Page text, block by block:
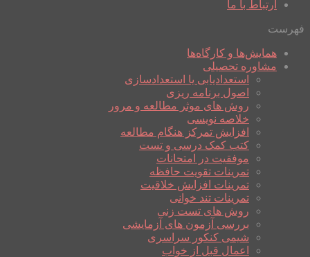
ارتباط با ما
فهرست
همایش‌ها و کارگاه‌ها
مشاوره تحصیلی
استعدادیابی یا استعدادسازی
اصول برنامه ریزی
روش های موثر مطالعه و مرور
خلاصه نویسی
افزایش تمرکز هنگام مطالعه
کتب کمک درسی و تست
موفقیت در امتحانات
تمرینات تقویت حافظه
تمرینات افزایش خلاقیت
تمرینات تند خوانی
روش های تست زنی
بررسی آزمون های آزمایشی
شیمی کنکور سراسری
اعمال قبل از خواب